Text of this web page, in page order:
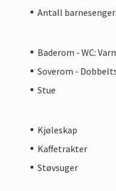
Antall
Baderom - WC:
Soverom -
Stue
Kjøleskap
Kaffetrakter
Støvsuger